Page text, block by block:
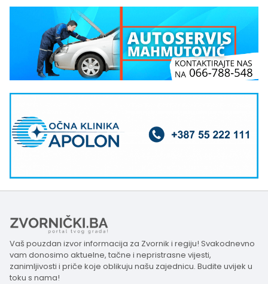
Vaš pouzdan izvor informacija za Zvornik i regiju! Svakodnevno
vam donosimo aktuelne, tačne i nepristrasne vijesti,
zanimljivosti i priče koje oblikuju našu zajednicu. Budite uvijek u
toku s nama!